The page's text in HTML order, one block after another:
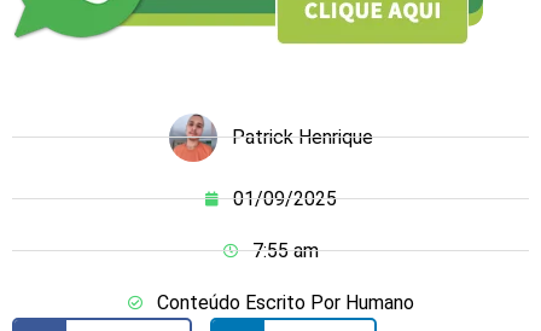
Patrick Henrique
01/09/2025
7:55 am
Conteúdo Escrito Por Humano